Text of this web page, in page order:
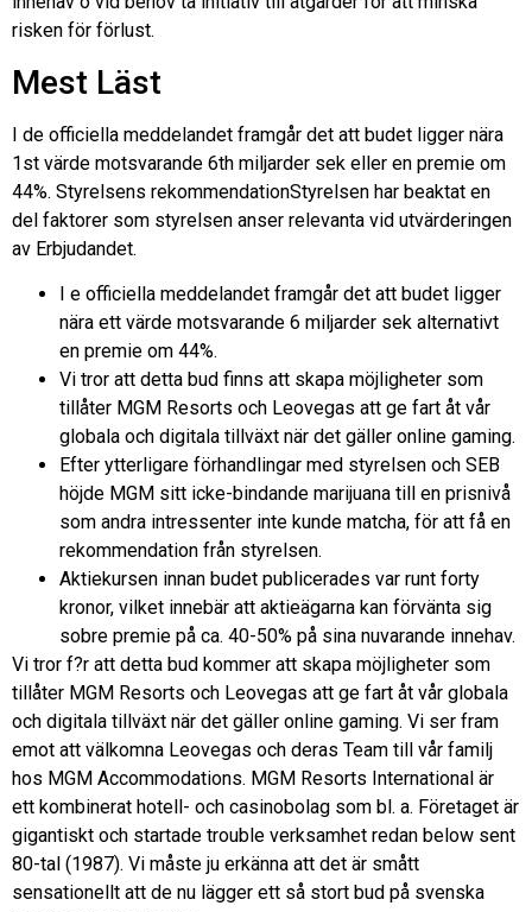
risken för förlust.
Mest Läst
I de officiella meddelandet framgår det att budet ligger nära
1st värde motsvarande 6th miljarder sek eller en premie om
44%. Styrelsens rekommendationStyrelsen har beaktat en
del faktorer som styrelsen anser relevanta vid utvärderingen
av Erbjudandet.
I e officiella meddelandet framgår det att budet ligger
nära ett värde motsvarande 6 miljarder sek alternativt
en premie om 44%.
Vi tror att detta bud finns att skapa möjligheter som
tillåter MGM Resorts och Leovegas att ge fart åt vår
globala och digitala tillväxt när det gäller online gaming.
Efter ytterligare förhandlingar med styrelsen och SEB
höjde MGM sitt icke-bindande marijuana till en prisnivå
som andra intressenter inte kunde matcha, för att få en
rekommendation från styrelsen.
Aktiekursen innan budet publicerades var runt forty
kronor, vilket innebär att aktieägarna kan förvänta sig
sobre premie på ca. 40-50% på sina nuvarande innehav.
Vi tror f?r att detta bud kommer att skapa möjligheter som
tillåter MGM Resorts och Leovegas att ge fart åt vår globala
och digitala tillväxt när det gäller online gaming. Vi ser fram
emot att välkomna Leovegas och deras Team till vår familj
hos MGM Accommodations. MGM Resorts International är
ett kombinerat hotell- och casinobolag som bl. a. Företaget är
gigantiskt och startade trouble verksamhet redan below sent
80-tal (1987). Vi måste ju erkänna att det är smått
sensationellt att de nu lägger ett så stort bud på svenska